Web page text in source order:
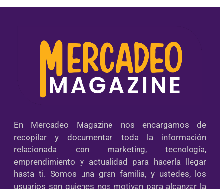
En Mercadeo Magazine nos encargamos de
recopilar y documentar toda la información
relacionada con marketing, tecnología,
emprendimiento y actualidad para hacerla llegar
hasta ti. Somos una gran familia, y ustedes, los
usuarios son quienes nos motivan para alcanzar la